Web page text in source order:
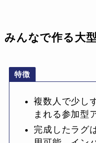
みんなで作る大
特徴
複数人で少し
まれる参加型
完成したラグ